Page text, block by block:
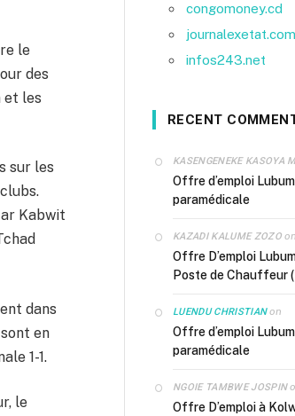
le
des
et les
sur les
Kabwit
dans
en
1-1.
le
congomoney.cd
journalexetat.com
infos243.net
RECENT
KASENGENEKE KASOYA
Offre d’emploi
paramédicale
KAZADI KALUME ZOZOon
Offre D’emploi
Poste de Chauffeur
LUENDU CHRISTIANon
Offre d’emploi
paramédicale
NGOIE TAMBWE JOSPIN
Offre D’emploi à